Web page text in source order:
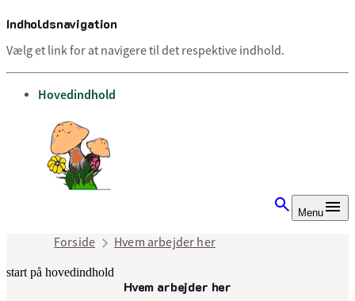
Indholdsnavigation
Vælg et link for at navigere til det respektive indhold.
gå til
Hovedindhold
Menu
Forside Hvem arbejder her
start på hovedindhold
Hvem arbejder hersenest opdateret 9. juli 2025